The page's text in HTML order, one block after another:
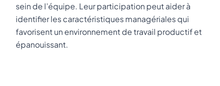
sein de l’équipe. Leur participation peut aider à
identifier les caractéristiques managériales qui
favorisent un environnement de travail productif et
épanouissant.